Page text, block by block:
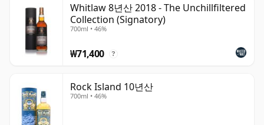
Whitlaw 8년산 2018 - The Unchillfiltered
Collection (Signatory)
700ml • 46%
₩71,400 ?
Rock Island 10년산
700ml • 46%